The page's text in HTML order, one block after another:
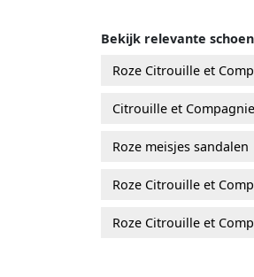
Bekijk relevante
Roze Citrouille et
Citrouille et
Roze meisjes sandalen
Roze Citrouille et
Roze Citrouille et